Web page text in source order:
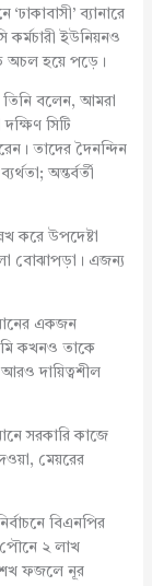
ব্যানারে
কর্মচারী ইউনিয়নও
অচল হয়ে পড়ে।
বলেন, আমরা
সিটি
তাদের দৈনন্দিন
অন্তর্বর্তী
করে উপদেষ্টা
বোঝাপড়া। এজন্য
একজন
কখনও তাকে
দায়িত্বশীল
সরকারি কাজে
মেয়রের
বিএনপির
পৌনে ২ লাখ
ফজলে নূর